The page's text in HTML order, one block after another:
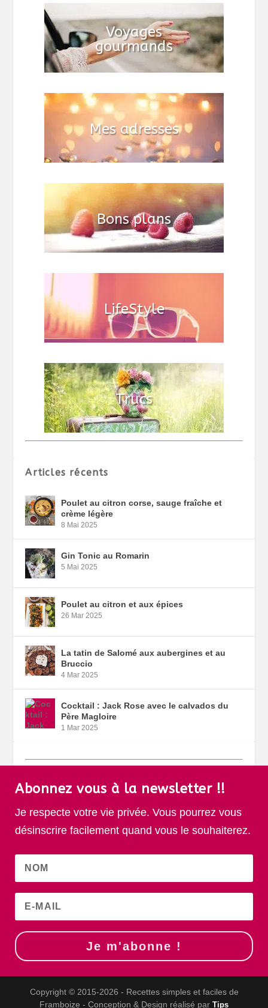
Articles récents
Poulet au citron corse, sauge fraîche et
crème légère
8 Mai 2025
Gin Tonic au Romarin
5 Mai 2025
Poulet au citron et aux épices
26 Mar 2025
La tatin de Salomé aux aubergines et au
Bruccio
4 Mar 2025
Cocktail : Jack Rose avec le calvados du
Père Magloire
1 Mar 2025
Abonnez vous à la newsletter !!
Je respecte votre vie privée. Vous pourrez vous
désinscrire facilement quand vous le souhaiterez.
Je m'abonne !
Copyright © 2015-2026 - Recettes simples et faciles de
Framboize - Conception & Design réalisé par Tips